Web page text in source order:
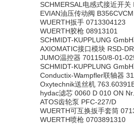
SCHMERSAL电感式接近开
EVIAN油压传动阀
WUERTH扳手 0713304123
WUERTH胶枪 08913101
SCHMIDT-KUPPLUNG
AXIOMATIC接口模块 RSD-
JUMO温控器 701150/8-01-
SCHMIDT-KUPPLUNG
Conductix-Wampfler联轴器
Oxytechnik送丝机
hydac滤芯 0060 D 010 ON
ATOS齿轮泵 PFC-227/D
WUERTH可互换扳手套筒
WUERTH喷枪 0703891310